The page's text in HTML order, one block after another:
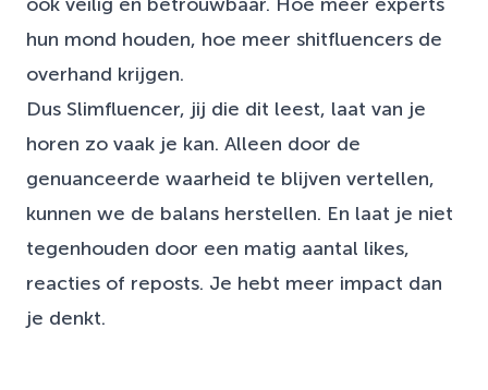
ook veilig en betrouwbaar. Hoe meer experts
hun mond houden, hoe meer shitfluencers de
overhand krijgen.
Dus Slimfluencer, jij die dit leest, laat van je
horen zo vaak je kan. Alleen door de
genuanceerde waarheid te blijven vertellen,
kunnen we de balans herstellen. En laat je niet
tegenhouden door een matig aantal likes,
reacties of reposts. Je hebt meer impact dan
je denkt.